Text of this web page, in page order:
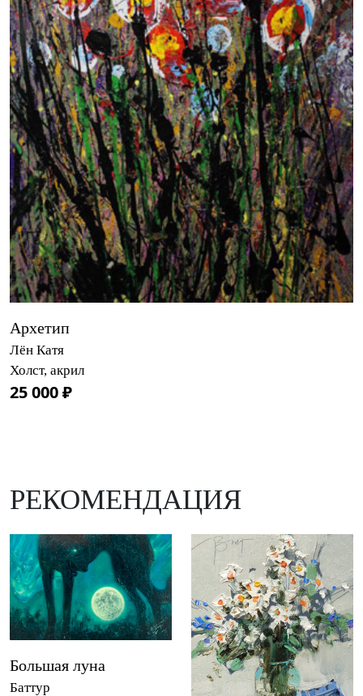
Архетип
Лён Катя
Холст, акрил
25 000 ₽
РЕКОМЕНДАЦИЯ
Большая луна
Баттур